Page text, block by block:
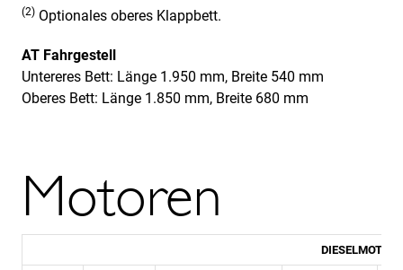
(2) Optionales oberes Klappbett.
AT Fahrgestell
Untereres Bett: Länge 1.950 mm, Breite 540 mm
Oberes Bett: Länge 1.850 mm, Breite 680 mm
Motoren